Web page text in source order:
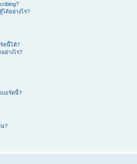
ด้อย่างไร?
ดนี้ได้?
ย่างไร?
บอร์ดนี้?
?